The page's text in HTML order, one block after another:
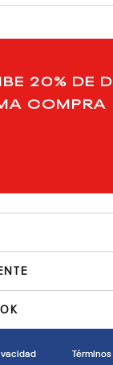
20% DE
COMPRA